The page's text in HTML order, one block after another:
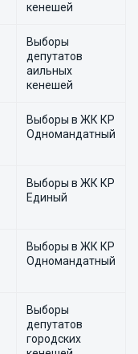
кенешей
Выборы
депутатов
аильных
кенешей
Выборы в ЖК КР
Одномандатный
Выборы в ЖК КР
Единый
Выборы в ЖК КР
Одномандатный
Выборы
депутатов
городских